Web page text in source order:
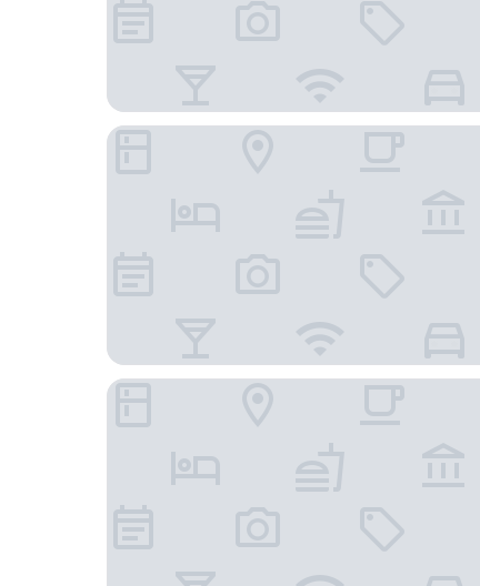
飯店阿哥拉大阪守口
新大阪客房飯店